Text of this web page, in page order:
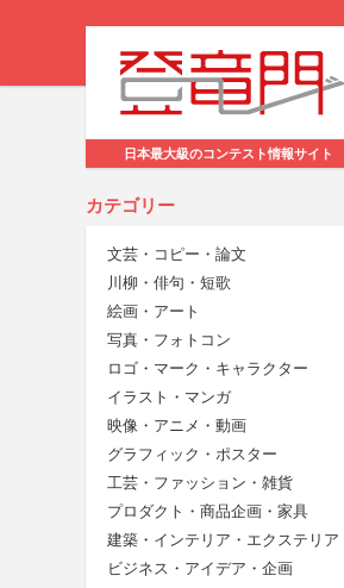
日本最大級のコンテスト情報サイト
カテゴリー
文芸・コピー・論文
川柳・俳句・短歌
絵画・アート
写真・フォトコン
ロゴ・マーク・キャラクター
イラスト・マンガ
映像・アニメ・動画
グラフィック・ポスター
工芸・ファッション・雑貨
プロダクト・商品企画・家具
建築・インテリア・エクステリア
ビジネス・アイデア・企画